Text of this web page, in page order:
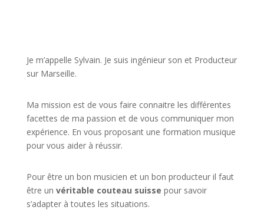
Je m’appelle Sylvain. Je suis ingénieur son et Producteur
sur Marseille.
Ma mission est de vous faire connaitre les différentes
facettes de ma passion et de vous communiquer mon
expérience. En vous proposant une formation musique
pour vous aider à réussir.
Pour être un bon musicien et un bon producteur il faut
être un véritable couteau suisse pour savoir
s’adapter à toutes les situations.